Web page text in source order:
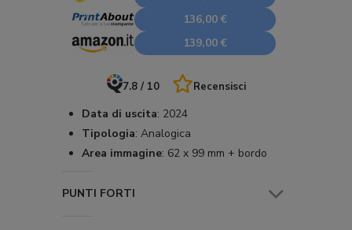
136,00 €
139,00 €
7.8 / 10 Recensisci
Data di uscita: 2024
Tipologia: Analogica
Area immagine: 62 x 99 mm + bordo
PUNTI FORTI